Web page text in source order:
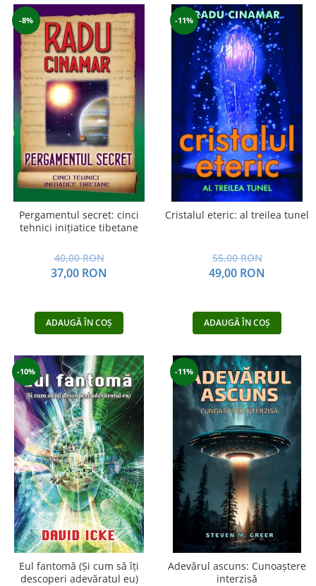
-8%
Pergamentul secret: cinci
tehnici inițiatice tibetane
40,00 RON
37,00 RON
ADAUGĂ ÎN COȘ
-11%
Cristalul eteric: al treilea tunel
55,00 RON
49,00 RON
ADAUGĂ ÎN COȘ
-10%
Eul fantomă (Și cum să îți
descoperi adevăratul eu)
-11%
Adevărul ascuns: Cunoaștere
interzisă